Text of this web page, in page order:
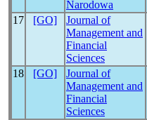
Narodowa
17
[GO]
Journal of
Management and
Financial
Sciences
18 [GO]
Journal of
Management and
Financial
Sciences